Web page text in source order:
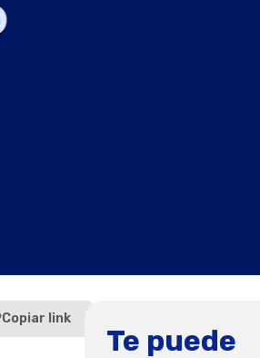
Copiar link
Te puede